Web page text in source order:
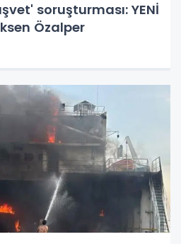
soruşturması: YENİ
Özalper